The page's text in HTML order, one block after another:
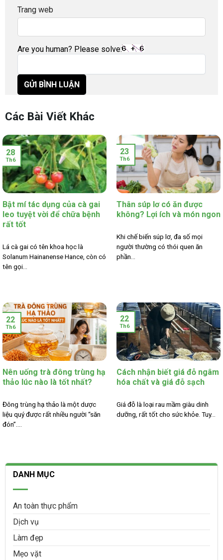
Trang web
Are you human? Please solve:
Các Bài Viết Khác
Bật mí tác dụng của cà gai
leo tuyệt vời để chữa bệnh
rất tốt
Lá cà gai có tên khoa học là
Solanum Hainanense Hance, còn có
tên gọi...
28
Th6
Thân súp lơ có ăn được
không? Lợi ích và món ngon
Khi chế biến súp lơ, đa số mọi
người thường có thói quen ăn
phần...
23
Th6
Nên uống trà đông trùng hạ
thảo lúc nào là tốt nhất?
Đông trùng hạ thảo là một dược
liệu quý được rất nhiều người “săn
đón”....
22
Th6
Cách nhận biết giá đỗ ngâm
hóa chất và giá đỗ sạch
Giá đỗ là loại rau mầm giàu dinh
dưỡng, rất tốt cho sức khỏe. Tuy...
22
Th6
DANH MỤC
An toàn thực phẩm
Dịch vụ
Làm đẹp
Mẹo vặt